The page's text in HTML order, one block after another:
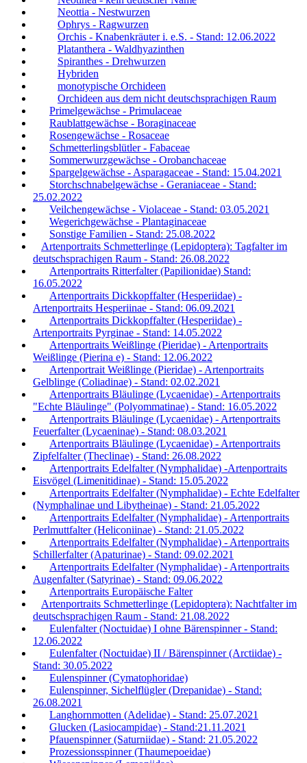
Neottia - Nestwurzen
Ophrys - Ragwurzen
Orchis - Knabenkräuter i. e.S. - Stand: 12.06.2022
Platanthera - Waldhyazinthen
Spiranthes - Drehwurzen
Hybriden
monotypische Orchideen
Orchideen aus dem nicht deutschsprachigen Raum
Primelgewächse - Primulaceae
Raublattgewächse - Boraginaceae
Rosengewächse - Rosaceae
Schmetterlingsblütler - Fabaceae
Sommerwurzgewächse - Orobanchaceae
Spargelgewächse - Asparagaceae - Stand: 15.04.2021
Storchschnabelgewächse - Geraniaceae - Stand:
25.02.2022
Veilchengewächse - Violaceae - Stand: 03.05.2021
Wegerichgewächse - Plantaginaceae
Sonstige Familien - Stand: 25.08.2022
Artenportraits Schmetterlinge (Lepidoptera): Tagfalter im
deutschsprachigen Raum - Stand: 26.08.2022
Artenportraits Ritterfalter (Papilionidae) Stand:
16.05.2022
Artenportraits Dickkopffalter (Hesperiidae) -
Artenportraits Hesperiinae - Stand: 06.09.2021
Artenportraits Dickkopffalter (Hesperiidae) -
Artenportraits Pyrginae - Stand: 14.05.2022
Artenportraits Weißlinge (Pieridae) - Artenportraits
Weißlinge (Pierina e) - Stand: 12.06.2022
Artenportrait Weißlinge (Pieridae) - Artenportraits
Gelblinge (Coliadinae) - Stand: 02.02.2021
Artenportraits Bläulinge (Lycaenidae) - Artenportraits
"Echte Bläulinge" (Polyommatinae) - Stand: 16.05.2022
Artenportraits Bläulinge (Lycaenidae) - Artenportraits
Feuerfalter (Lycaeninae) - Stand: 08.03.2021
Artenportraits Bläulinge (Lycaenidae) - Artenportraits
Zipfelfalter (Theclinae) - Stand: 26.08.2022
Artenportraits Edelfalter (Nymphalidae) -Artenportraits
Eisvögel (Limenitidinae) - Stand: 15.05.2022
Artenportraits Edelfalter (Nymphalidae) - Echte Edelfalter
(Nymphalinae und Libytheinae) - Stand: 21.05.2022
Artenportraits Edelfalter (Nymphalidae) - Artenportraits
Perlmuttfalter (Heliconiinae) - Stand: 21.05.2022
Artenportraits Edelfalter (Nymphalidae) - Artenportraits
Schillerfalter (Apaturinae) - Stand: 09.02.2021
Artenportraits Edelfalter (Nymphalidae) - Artenportraits
Augenfalter (Satyrinae) - Stand: 09.06.2022
Artenportraits Europäische Falter
Artenportraits Schmetterlinge (Lepidoptera): Nachtfalter im
deutschsprachigen Raum - Stand: 21.08.2022
Eulenfalter (Noctuidae) I ohne Bärenspinner - Stand:
12.06.2022
Eulenfalter (Noctuidae) II / Bärenspinner (Arctiidae) -
Stand: 30.05.2022
Eulenspinner (Cymatophoridae)
Eulenspinner, Sichelflügler (Drepanidae) - Stand:
26.08.2021
Langhornmotten (Adelidae) - Stand: 25.07.2021
Glucken (Lasiocampidae) - Stand:21.11.2021
Pfauenspinner (Saturniidae) - Stand: 21.05.2022
Prozessionsspinner (Thaumepoeidae)